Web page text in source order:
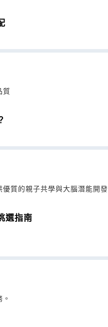
質
質的親子共學與大腦潛能開發
選指南